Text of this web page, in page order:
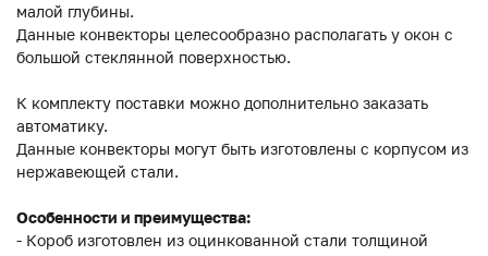
малой глубины.
Данные конвекторы целесообразно располагать у окон с
большой стеклянной поверхностью.
К комплекту поставки можно дополнительно заказать
автоматику.
Данные конвекторы могут быть изготовлены с корпусом из
нержавеющей стали.
Особенности и преимущества:
- Короб изготовлен из оцинкованной стали толщиной